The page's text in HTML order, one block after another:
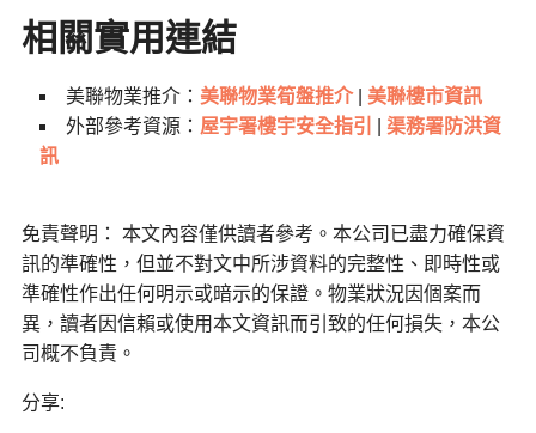
相關實用連結
美聯物業推介： 美聯物業筍盤推介| 美聯樓市資訊
外部參考資源： 屋宇署樓宇安全指引
渠務署防洪資
訊
免責聲明： 本文內容僅供讀者參考。本公司已盡力確保資
訊的準確性，但並不對文中所涉資料的完整性、即時性或
準確性作出任何明示或暗示的保證。物業狀況因個案而
異，讀者因信賴或使用本文資訊而引致的任何損失，本公
司概不負責。
分享: